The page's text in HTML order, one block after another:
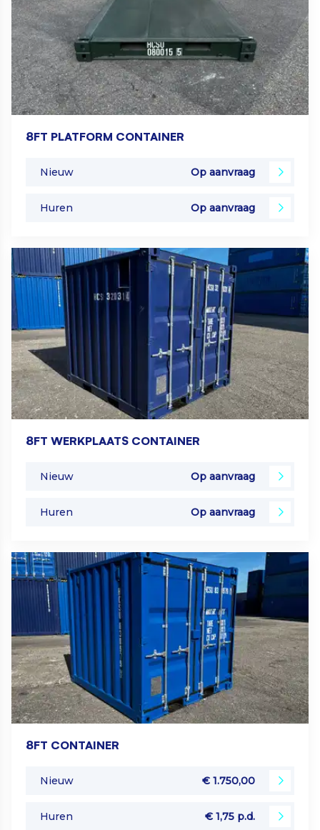
8FT PLATFORM CONTAINER
Nieuw Op aanvraag
Huren Op aanvraag
8FT WERKPLAATS CONTAINER
Nieuw Op aanvraag
Huren Op aanvraag
8FT CONTAINER
Nieuw € 1.750,00
Huren € 1,75 p.d.